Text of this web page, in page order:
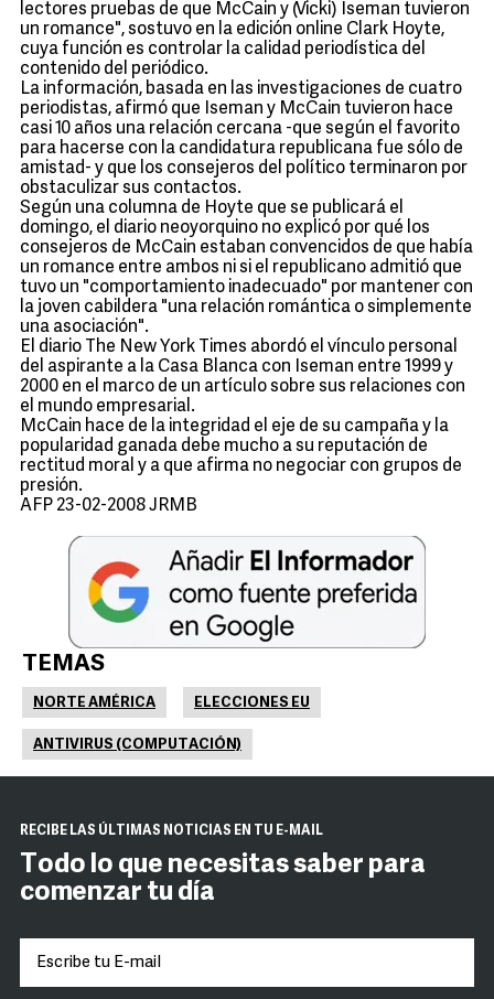
lectores pruebas de que McCain y (Vicki) Iseman tuvieron
un romance", sostuvo en la edición online Clark Hoyte,
cuya función es controlar la calidad periodística del
contenido del periódico.
La información, basada en las investigaciones de cuatro
periodistas, afirmó que Iseman y McCain tuvieron hace
casi 10 años una relación cercana -que según el favorito
para hacerse con la candidatura republicana fue sólo de
amistad- y que los consejeros del político terminaron por
obstaculizar sus contactos.
Según una columna de Hoyte que se publicará el
domingo, el diario neoyorquino no explicó por qué los
consejeros de McCain estaban convencidos de que había
un romance entre ambos ni si el republicano admitió que
tuvo un "comportamiento inadecuado" por mantener con
la joven cabildera "una relación romántica o simplemente
una asociación".
El diario The New York Times abordó el vínculo personal
del aspirante a la Casa Blanca con Iseman entre 1999 y
2000 en el marco de un artículo sobre sus relaciones con
el mundo empresarial.
McCain hace de la integridad el eje de su campaña y la
popularidad ganada debe mucho a su reputación de
rectitud moral y a que afirma no negociar con grupos de
presión.
AFP 23-02-2008 JRMB
TEMAS
NORTE AMÉRICA ELECCIONES EU
ANTIVIRUS (COMPUTACIÓN)
RECIBE LAS ÚLTIMAS NOTICIAS EN TU E-MAIL
Todo lo que necesitas saber para
comenzar tu día